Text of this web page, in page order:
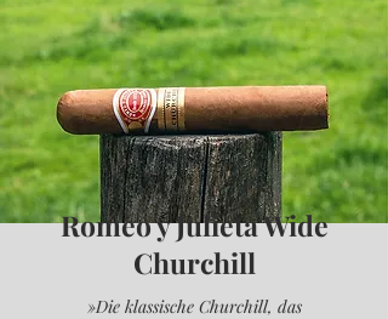
Romeo y Julieta Wide
Churchill
»Die klassische Churchill, das